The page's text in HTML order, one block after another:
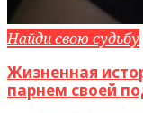
Найди свою судьбу
Жизненная
парнем своей